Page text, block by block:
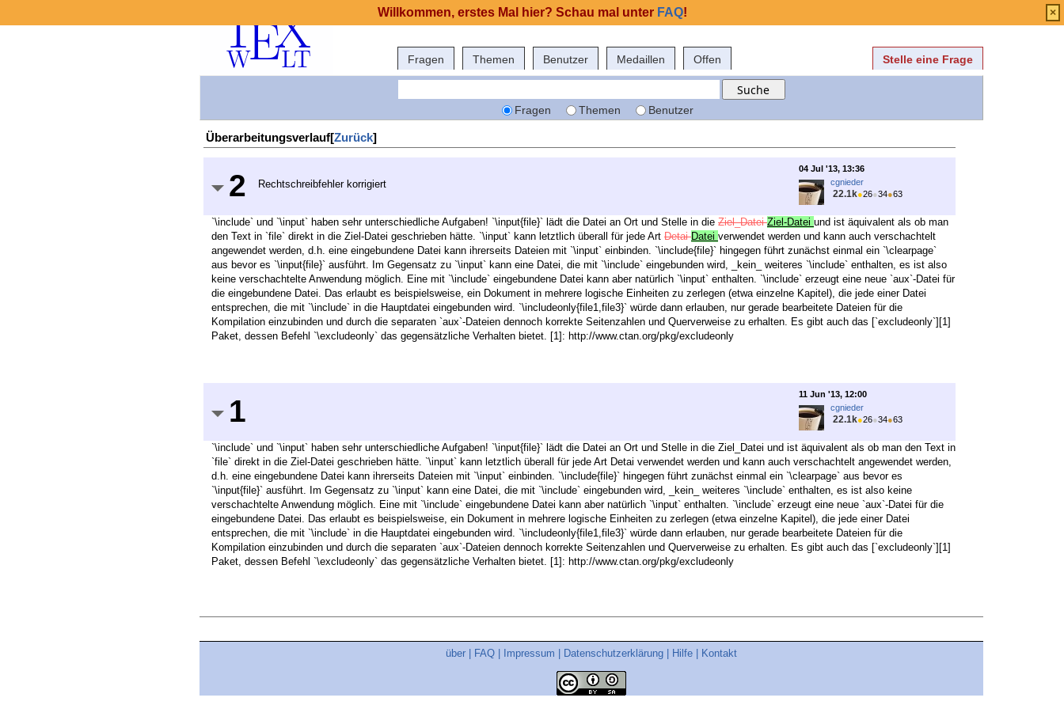
Fragen Themen Benutzer Medaillen Offen Stelle eine Frage
Fragen Themen Benutzer
Überarbeitungsverlauf[Zurück]
2 Rechtschreibfehler korrigiert
04 Jul '13, 13:36
cgnieder
22.1k●26●34●63
`\include` und `\input` haben sehr unterschiedliche Aufgaben! `\input{file}` lädt die Datei an Ort und Stelle in die Ziel_DateiZiel-Datei und ist äquivalent als ob man
den Text in `file` direkt in die Ziel-Datei geschrieben hätte. `\input` kann letztlich überall für jede Art DetaiDatei verwendet werden und kann auch verschachtelt
angewendet werden, d.h. eine eingebundene Datei kann ihrerseits Dateien mit `\input` einbinden. `\include{file}` hingegen führt zunächst einmal ein `\clearpage`
aus bevor es `\input{file}` ausführt. Im Gegensatz zu `\input` kann eine Datei, die mit `\include` eingebunden wird, _kein_ weiteres `\include` enthalten, es ist also
keine verschachtelte Anwendung möglich. Eine mit `\include` eingebundene Datei kann aber natürlich `\input` enthalten. `\include` erzeugt eine neue `aux`-Datei für
die eingebundene Datei. Das erlaubt es beispielsweise, ein Dokument in mehrere logische Einheiten zu zerlegen (etwa einzelne Kapitel), die jede einer Datei
entsprechen, die mit `\include` in die Hauptdatei eingebunden wird. `\includeonly{file1,file3}` würde dann erlauben, nur gerade bearbeitete Dateien für die
Kompilation einzubinden und durch die separaten `aux`-Dateien dennoch korrekte Seitenzahlen und Querverweise zu erhalten. Es gibt auch das [`excludeonly`][1]
Paket, dessen Befehl `\excludeonly` das gegensätzliche Verhalten bietet. [1]: http://www.ctan.org/pkg/excludeonly
1
11 Jun '13, 12:00
cgnieder
22.1k●26●34●63
`\include` und `\input` haben sehr unterschiedliche Aufgaben! `\input{file}` lädt die Datei an Ort und Stelle in die Ziel_Datei und ist äquivalent als ob man den Text in
`file` direkt in die Ziel-Datei geschrieben hätte. `\input` kann letztlich überall für jede Art Detai verwendet werden und kann auch verschachtelt angewendet werden,
d.h. eine eingebundene Datei kann ihrerseits Dateien mit `\input` einbinden. `\include{file}` hingegen führt zunächst einmal ein `\clearpage` aus bevor es
`\input{file}` ausführt. Im Gegensatz zu `\input` kann eine Datei, die mit `\include` eingebunden wird, _kein_ weiteres `\include` enthalten, es ist also keine
verschachtelte Anwendung möglich. Eine mit `\include` eingebundene Datei kann aber natürlich `\input` enthalten. `\include` erzeugt eine neue `aux`-Datei für die
eingebundene Datei. Das erlaubt es beispielsweise, ein Dokument in mehrere logische Einheiten zu zerlegen (etwa einzelne Kapitel), die jede einer Datei
entsprechen, die mit `\include` in die Hauptdatei eingebunden wird. `\includeonly{file1,file3}` würde dann erlauben, nur gerade bearbeitete Dateien für die
Kompilation einzubinden und durch die separaten `aux`-Dateien dennoch korrekte Seitenzahlen und Querverweise zu erhalten. Es gibt auch das [`excludeonly`][1]
Paket, dessen Befehl `\excludeonly` das gegensätzliche Verhalten bietet. [1]: http://www.ctan.org/pkg/excludeonly
über FAQ Impressum Datenschutzerklärung Hilfe Kontakt
Willkommen, erstes Mal hier? Schau mal unter FAQ! ×